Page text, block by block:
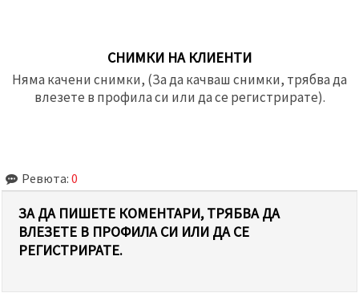
СНИМКИ НА КЛИЕНТИ
Няма качени снимки, (За да качваш снимки, трябва да
влезете в профила си или да се регистрирате).
Ревюта: 0
ЗА ДА ПИШЕТЕ КОМЕНТАРИ, ТРЯБВА ДА
ВЛЕЗЕТЕ В ПРОФИЛА СИ ИЛИ ДА СЕ
РЕГИСТРИРАТЕ.